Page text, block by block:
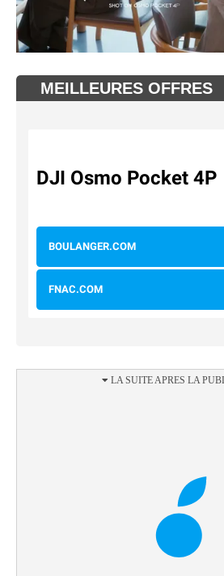
MEILLEURES OFFRES
DJI Osmo Pocket 4P
BOULANGER.COM
FNAC.COM